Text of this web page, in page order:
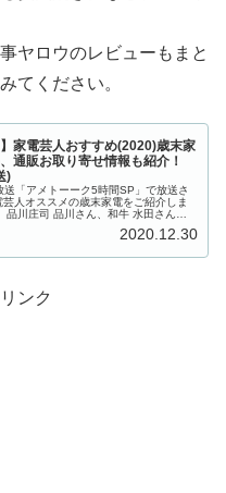
ヤロウのレビューもまと
てください。
】家電芸人おすすめ(2020)歳末家
通販お取り寄せ情報も紹介！
)
「アメトーーク5時間SP」で放送さ
人オススメの歳末家電をご紹介しま
品川庄司 品川さん、和牛 水田さん、
2020.12.30
ンク